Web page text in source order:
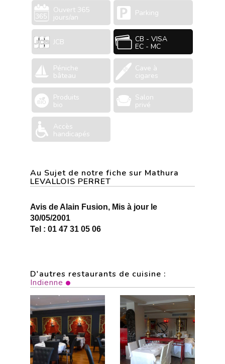
Ouvert 365
jours/an Parking
JCB CB - VISA
EC - MC
Péniche
bâteau
Cave à
cigares
Produits
bio
Salon
privé
Accès
handicapés
Au Sujet de notre fiche sur Mathura
LEVALLOIS PERRET
Avis de Alain Fusion, Mis à jour le
30/05/2001
Tel : 01 47 31 05 06
D'autres restaurants de cuisine :
Indienne